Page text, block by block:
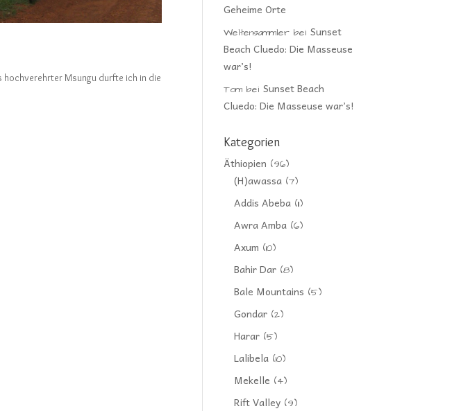
Msungu durfte ich in die
Geheime Orte
Weltensammler beiSunset
Beach Cluedo: Die Masseuse
war’s!
Tom beiSunset Beach
Cluedo: Die Masseuse war’s!
Kategorien
Äthiopien (96)
(H)awassa (7)
Addis Abeba (11)
Awra Amba (6)
Axum (10)
Bahir Dar (8)
Bale Mountains (5)
Gondar (2)
Harar (5)
Lalibela (10)
Mekelle (4)
Rift Valley (9)